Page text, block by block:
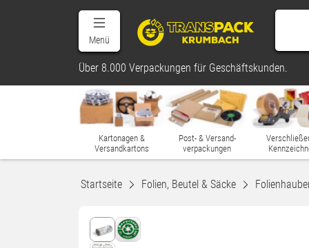
Menü
Über 8.000 Verpackungen für Geschäftskunden.
Kartonagen &
Versandkartons
Post- & Versand-
verpackungen
Startseite Folien, Beutel & Säcke